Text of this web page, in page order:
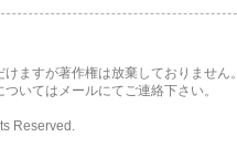
ますが著作権は放棄しておりません。
いてはメールにてご連絡下さい。
Reserved.